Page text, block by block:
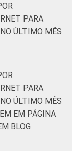
16 21
11 a 17
baixar
outubro
PARA
ÚLTIMO MÊS
PARA
ÚLTIMO MÊS
EM PÁGINA
BLOG